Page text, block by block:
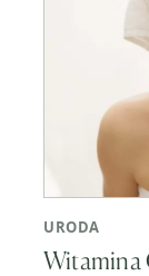
URODA
Witamina